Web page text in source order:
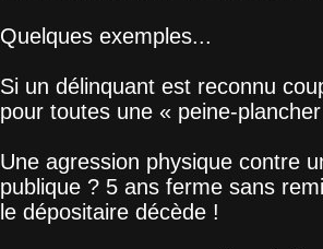
Quelques exemples...
Si un délinquant est reconnu
pour toutes une « peine-
Une agression physique contre
publique ? 5 ans ferme sans
le dépositaire décède !